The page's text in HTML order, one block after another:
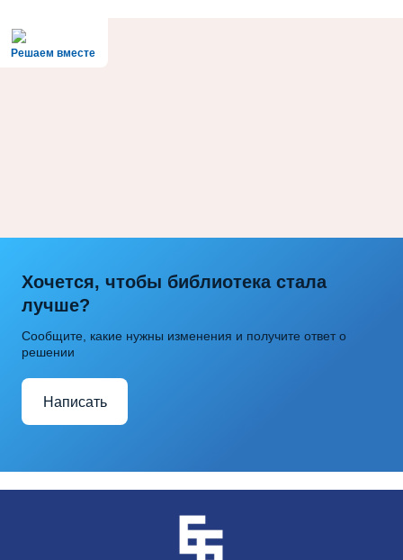
Решаем вместе
Хочется, чтобы библиотека стала
лучше?
Сообщите, какие нужны изменения и получите ответ о
решении
Написать